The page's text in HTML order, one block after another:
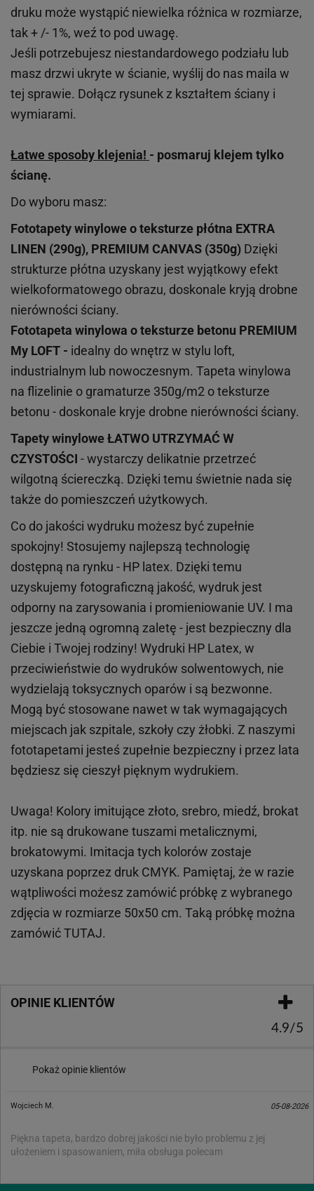
druku może wystąpić niewielka różnica w rozmiarze,
tak + /- 1%, weź to pod uwagę.
Jeśli potrzebujesz niestandardowego podziału lub
masz drzwi ukryte w ścianie, wyślij do nas maila w
tej sprawie. Dołącz rysunek z kształtem ściany i
wymiarami.
Łatwe sposoby klejenia! - posmaruj klejem tylko
ścianę.
Do wyboru masz:
Fototapety winylowe oteksturze płótna EXTRA
LINEN (290g), PREMIUM CANVAS (350g) Dzięki
strukturze płótna uzyskany jest wyjątkowy efekt
wielkoformatowego obrazu, doskonale kryją drobne
nierówności ściany.
Fototapeta winylowa oteksturze betonu PREMIUM
My LOFT - idealny do wnętrz w stylu loft,
industrialnym lub nowoczesnym. Tapeta winylowa
na flizelinie o gramaturze 350g/m2 o teksturze
betonu - doskonale kryje drobne nierówności ściany.
Tapety winyloweŁATWO UTRZYMAĆ W
CZYSTOŚCI - wystarczy delikatnie przetrzeć
wilgotną ściereczką. Dzięki temu świetnie nada się
także do pomieszczeń użytkowych.
Co do jakości wydruku możesz być zupełnie
spokojny! Stosujemy najlepszą technologię
dostępną na rynku - HP latex. Dzięki temu
uzyskujemy fotograficzną jakość, wydruk jest
odporny na zarysowania i promieniowanie UV. I ma
jeszcze jedną ogromną zaletę - jest bezpieczny dla
Ciebie i Twojej rodziny! Wydruki HP Latex, w
przeciwieństwie do wydruków solwentowych, nie
wydzielają toksycznych oparów i są bezwonne.
Mogą być stosowane nawet w tak wymagających
miejscach jak szpitale, szkoły czy żłobki. Z naszymi
fototapetami jesteś zupełnie bezpieczny i przez lata
będziesz się cieszył pięknym wydrukiem.
Uwaga! Kolory imitujące złoto, srebro, miedź, brokat
itp. nie są drukowane tuszami metalicznymi,
brokatowymi. Imitacja tych kolorów zostaje
uzyskana poprzez druk CMYK. Pamiętaj, że w razie
wątpliwości możesz zamówić próbkę z wybranego
zdjęcia w rozmiarze 50x50 cm. Taką próbkę można
zamówićTUTAJ.
OPINIE KLIENTÓW
4.9/5
Pokaż opinie klientów
Wojciech M. 05-08-2026
Piękna tapeta, bardzo dobrej jakości nie było problemu z jej
ułożeniem i spasowaniem, miła obsługa polecam